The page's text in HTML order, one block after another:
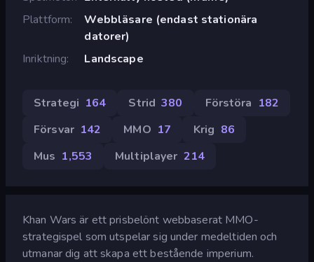
Plattform
Webbläsare (endast stationära
datorer)
Inriktning
Landscape
Strategi 164 Strid 380 Förstöra 182
Försvar 142 MMO 17 Krig 86
Mus 1,553 Multiplayer 214
Khan Wars är ett prisbelönt webbaserat MMO-
strategispel som utspelar sig under medeltiden och
utmanar dig att skapa ett bestående imperium.